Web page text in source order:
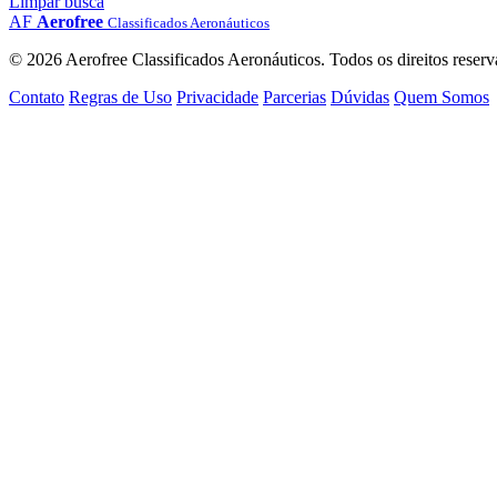
AF Aerofree Classificados Aeronáuticos
© 2026 Aerofree Classificados Aeronáuticos. Todos os direitos
Contato Regras de Uso Privacidade Parcerias Dúvidas Quem Somos